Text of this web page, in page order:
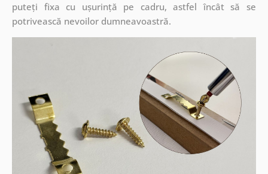
puteți fixa cu ușurință pe cadru, astfel încât să se
potrivească nevoilor dumneavoastră.